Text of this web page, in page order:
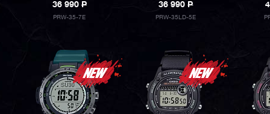
36 990P
PRW-35-7E
36 990P
PRW-35LD-5E